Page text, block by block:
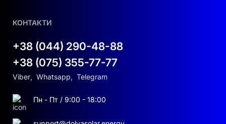
КОНТАКТИ
+38 (044) 290-48-88
+38 (075) 355-77-77
Viber, Whatsapp, Telegram
Пн - Пт / 9:00 - 18:00